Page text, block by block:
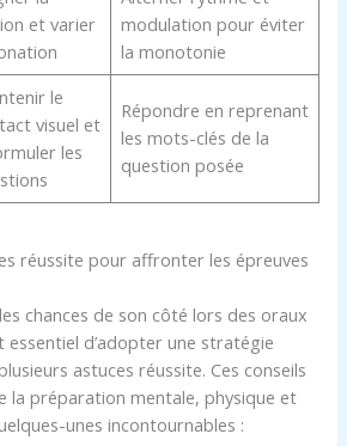
et varier
modulation pour éviter
la monotonie
le
visuel et
les
Répondre en reprenant
les mots-clés de la
question posée
réussite pour affronter les épreuves
chances de son côté lors des oraux
essentiel d’adopter une stratégie
astuces réussite. Ces conseils
la préparation mentale, physique et
unes incontournables :